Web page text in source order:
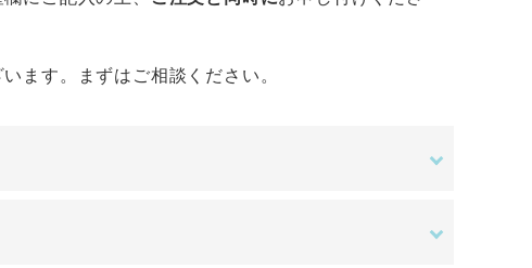
ます。まずはご相談ください。